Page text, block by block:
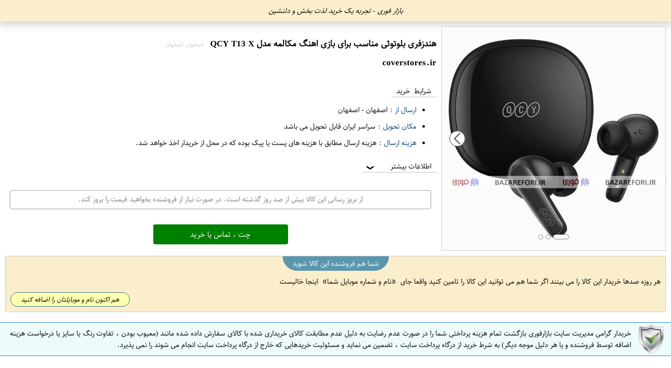
بازار فوری - تجربه یک خرید لذت بخش و دلنشین
هندزفری بلوتوثی مناسب برای بازی اهنگ مکالمه مدل QCY T13 X اصفهان اصفهان
coverstores.ir
شرایط خرید
ارسال از : اصفهان-اصفهان
مکان تحویل : سراسر ایران قابل تحویل می باشد
هزینه ارسال : هزینه ارسال مطابق با هزینه های پست یا پیک بوده که در محل از خریدار اخذ خواهد شد.
اطلاعات بیشتر ❯
از بروز رسانی این کالا بیش از صد روز گذشته است. در صورت نیاز از فروشنده بخواهید قیمت را بروز کند.
چت ، تماس یا خرید
شما هم فروشنده این کالا شوید
هر روزه صدها خریدار این کالا را می بینند اگر شما هم می توانید این کالا را تامین کنید واقعا جای
نام و شماره موبایل شما اینجا خالیست
هم اکنون نام و موبایلتان را اضافه کنید
خریدار گرامی مدیریت سایت بازارفوری بازگشت تمام هزینه پرداختی شما را در صورت عدم رضایت به دلیل عدم مطابقت کالای خریداری شده با کالای سفارش داده شده مانند (معیوب بودن ، تفاوت رنگ یا سایز یا درخواست هزینه
اضافه توسط فروشنده و یا هر دلیل موجه دیگر) به شرط خرید از درگاه پرداخت سایت ، تضمین می نماید و مسئولیت خریدهایی که خارج از درگاه پرداخت سایت انجام می شوند را نمی پذیرد.